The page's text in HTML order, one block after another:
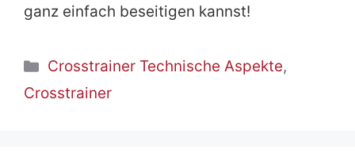
ganz einfach beseitigen kannst!
Kategorien
Crosstrainer Technische Aspekte,
Crosstrainer